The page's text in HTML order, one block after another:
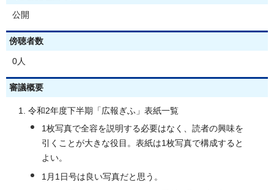
公開
傍聴者数
0人
審議概要
令和2年度下半期「広報ぎふ」表紙一覧
1枚写真で全容を説明する必要はなく、読者の興味を
引くことが大きな役目。表紙は1枚写真で構成すると
よい。
1月1日号は良い写真だと思う。